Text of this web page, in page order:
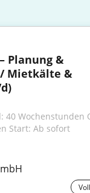
– Planung &
Mietkälte &
Start: Ab sofort